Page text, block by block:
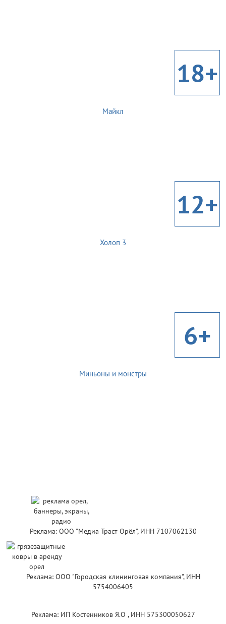
18+
Майкл
12+
Холоп 3
6+
Миньоны и монстры
Реклама: ООО "Медиа Траст Орёл", ИНН 7107062130
Реклама: ООО "Городская клининговая компания", ИНН
5754006405
Реклама: ИП Костенников Я.О , ИНН 575300050627